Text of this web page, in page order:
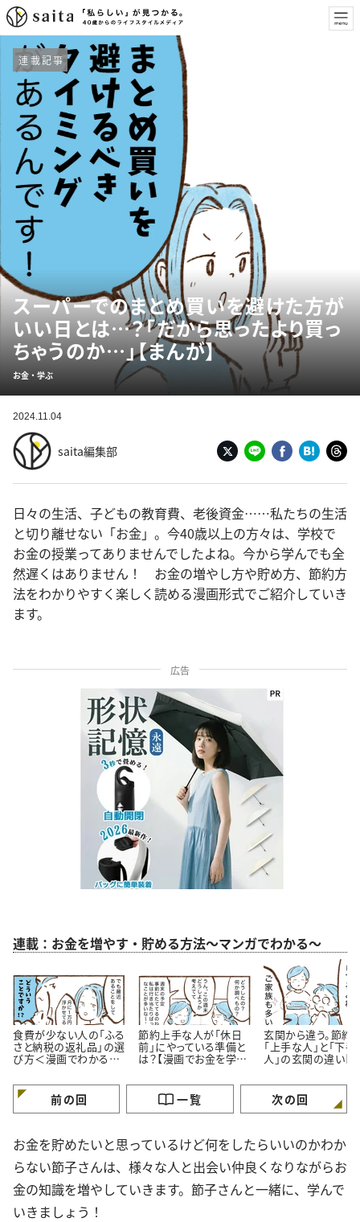
連載記事
スーパーでのまとめ買いを避けた方が
いい日とは…？「だから思ったより買っ
ちゃうのか…」【まんが】
お金・学ぶ
2024.11.04
saita編集部
日々の生活、子どもの教育費、老後資金……私たちの生活
と切り離せない「お金」。今40歳以上の方々は、学校で
お金の授業ってありませんでしたよね。今から学んでも全
然遅くはありません！ お金の増やし方や貯め方、節約方
法をわかりやすく楽しく読める漫画形式でご紹介していき
ます。
広告
連載：お金を増やす・貯める方法～マンガでわかる～
食費が少ない人の「ふる
さと納税の返礼品」の選
び方＜漫画でわかるお
節約上手な人が「休日
前」にやっている準備と
は？【漫画でお金を学
玄関から違う。節約
「上手な人」と「下
人」の玄関の違い【
前の回 一覧 次の回
お金を貯めたいと思っているけど何をしたらいいのかわか
らない節子さんは、様々な人と出会い仲良くなりながらお
金の知識を増やしていきます。節子さんと一緒に、学んで
いきましょう！